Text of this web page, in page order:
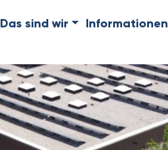
Das sind wir Informationen